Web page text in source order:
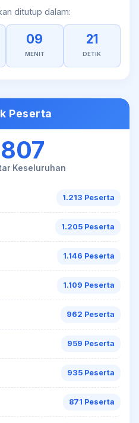
ditutup dalam:
09
MENIT
21
DETIK
Peserta
Keseluruhan
1.213 Peserta
1.205 Peserta
1.146 Peserta
1.109 Peserta
962 Peserta
959 Peserta
935 Peserta
871 Peserta